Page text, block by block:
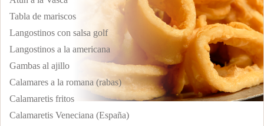
Tabla de mariscos
Langostinos con salsa golf
Langostinos a la americana
Gambas al ajillo
Calamares a la romana (rabas)
Calamaretis fritos
Calamaretis Veneciana (España)